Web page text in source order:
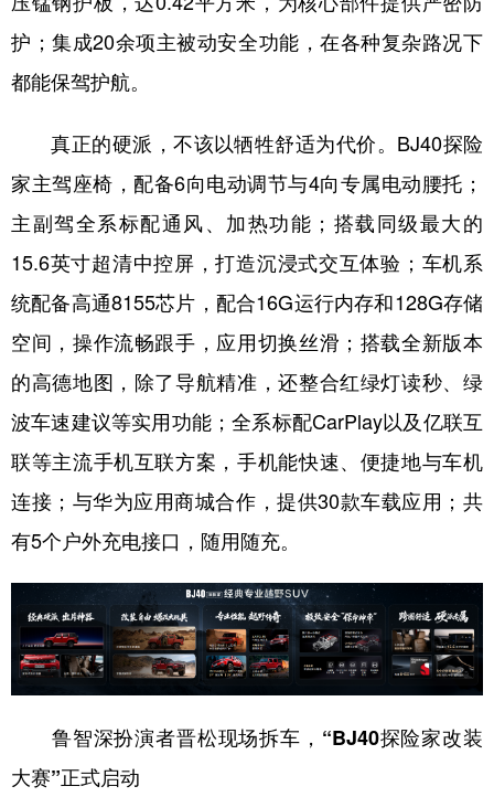
护；集成20余项主被动安全功能，在各种复杂路况下
都能保驾护航。
真正的硬派，不该以牺牲舒适为代价。BJ40探险
家主驾座椅，配备6向电动调节与4向专属电动腰托；
主副驾全系标配通风、加热功能；搭载同级最大的
15.6英寸超清中控屏，打造沉浸式交互体验；车机系
统配备高通8155芯片，配合16G运行内存和128G存储
空间，操作流畅跟手，应用切换丝滑；搭载全新版本
的高德地图，除了导航精准，还整合红绿灯读秒、绿
波车速建议等实用功能；全系标配CarPlay以及亿联互
联等主流手机互联方案，手机能快速、便捷地与车机
连接；与华为应用商城合作，提供30款车载应用；共
有5个户外充电接口，随用随充。
鲁智深扮演者晋松现场拆车，“BJ40探险家改装
大赛”正式启动